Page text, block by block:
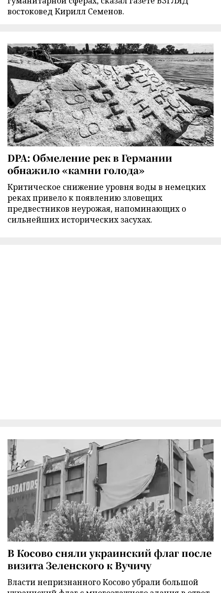
востоковед Кирилл Семенов.
DPA: Обмеление рек в Германии
обнажило «камни голода»
Критическое снижение уровня воды в немецких
реках привело к появлению зловещих
предвестников неурожая, напоминающих о
сильнейших исторических засухах.
В Косово сняли украинский флаг после
визита Зеленского к Вучичу
Власти непризнанного Косово убрали большой